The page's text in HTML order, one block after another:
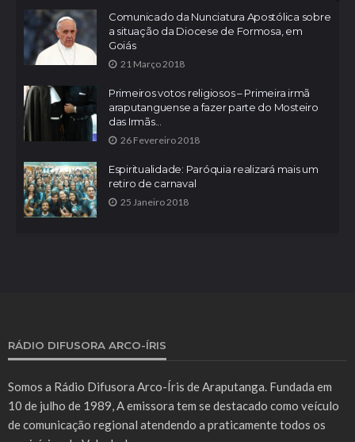
Comunicado da Nunciatura Apostólica sobre
a situação da Diocese de Formosa, em
Goiás
21 Março 2018
Primeiros votos religiosos – Primeira irmã
araputanguense a fazer parte do Mosteiro
das Irmãs...
26 Fevereiro 2018
Espiritualidade: Paróquia realizará mais um
retiro de carnaval
25 Janeiro 2018
RÁDIO DIFUSORA ARCO-ÍRIS
Somos a Rádio Difusora Arco-Íris de Araputanga. Fundada em
10 de julho de 1989, A emissora tem se destacado como veículo
de comunicação regional atendendo a praticamente todos os